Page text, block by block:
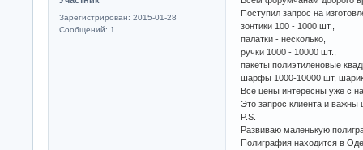
Зарегистрирован: 2015-01-28
Сообщений: 1
Поступил запрос на
зонтики 100 - 1000 шт.,
палатки - несколько,
ручки 1000 - 10000 шт.,
пакеты полиэтиленовые
шарфы 1000-10000 шт,
Все цены интересны уже с
Это запрос клиента и
P.S.
Развиваю маленькую
Полиграфия находится в